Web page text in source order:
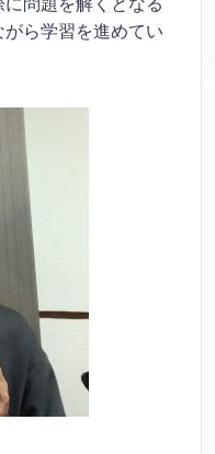
ら学習を進めてい